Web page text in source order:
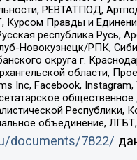
РЕВТАТПОД,
Правды и
республика Русь,
Новокузнецк/РПК,
округа г.
области,
Inc, Facebook,
Республики,
объединение,
documents/7822/